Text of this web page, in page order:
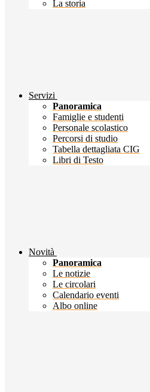
La storia
Servizi
Panoramica
Famiglie e studenti
Personale scolastico
Percorsi di studio
Tabella dettagliata CIG
Libri di Testo
Novità
Panoramica
Le notizie
Le circolari
Calendario eventi
Albo online